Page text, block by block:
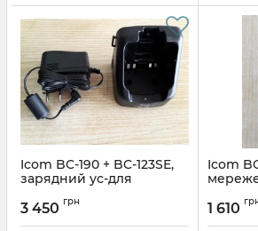
Icom BC-190 + BC-123SE,
зарядний ус-для
Артикул: 589129914
3 450 грн
Icom
Icom
Артикул:
1 610